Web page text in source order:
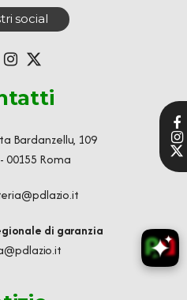
social
Bardanzellu, 109
00155 Roma
di garanzia